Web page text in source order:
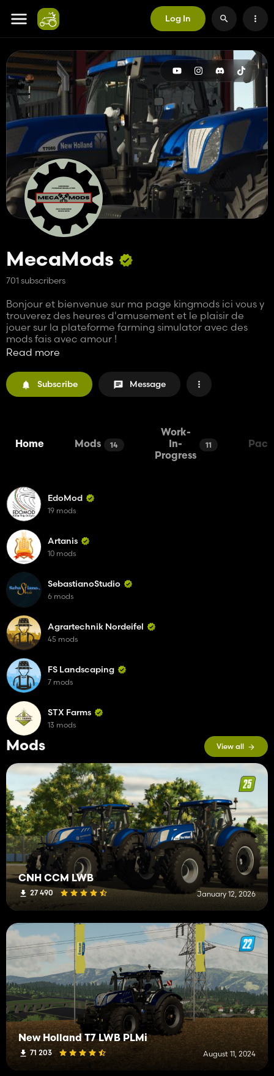
Log In
MecaMods
701 subscribers
Bonjour et bienvenue sur ma page kingmods ici vous y
trouverez des heures d'amusement et le plaisir de
jouer sur la plateforme farming simulator avec des
mods fais avec amour !
Read more
Subscribe Message
Home Mods 14
Work-
In-
Progress
11
Mods View all
CNH CCM LWB
27 490 January 12, 2026
New Holland T7 LWB PLMi
71 203 August 11, 2024
EdoMod
19 mods
Artanis
10 mods
SebastianoStudio
6 mods
Agrartechnik Nordeifel
45 mods
FS Landscaping
7 mods
STX Farms
13 mods